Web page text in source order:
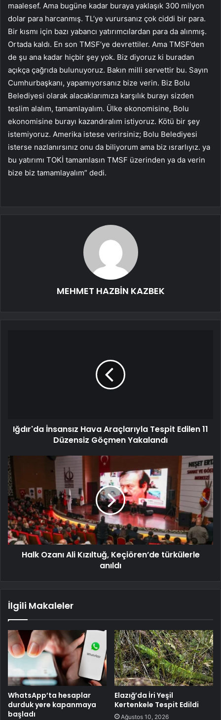
maalesef. Ama bugüne kadar buraya yaklaşık 300 milyon
dolar para harcanmış. TL’ye vurursanız çok ciddi bir para.
Bir kısmı için bazı yabancı yatırımcılardan para da alınmış.
Ortada kaldı. En son TMSF’ye devrettiler. Ama TMSF’den
de şu ana kadar hiçbir şey yok. Biz diyoruz ki buradan
açıkça çağrıda bulunuyoruz. Bakın milli servettir bu. Sayın
Cumhurbaşkanı, yapamıyorsanız bize verin. Biz Bolu
Belediyesi olarak alacaklarımıza karşılık burayı sizden
teslim alalım, tamamlayalım. Ülke ekonomisine, Bolu
ekonomisine burayı kazandıralım istiyoruz. Kötü bir şey
istemiyoruz. Amerika istese verirsiniz; Bolu Belediyesi
isterse nazlanırsınız onu da biliyorum ama biz ısrarlıyız. ya
bu yatırımı TOKİ tamamlasın TMSF üzerinden ya da verin
bize biz tamamlayalım” dedi.
MEHMET HAZBİN KAZBEK
Iğdır'da İnsansız Hava Araçlarıyla Tespit Edilen 11
Düzensiz Göçmen Yakalandı
Halk Ozanı Ali Kızıltuğ, Keçiören’de türkülerle
anıldı
İlgili Makaleler
WhatsApp’ta hesaplar
durduk yere kapanmaya
başladı
Elazığ’da İri Yeşil
Kertenkele Tespit Edildi
Ağustos 10, 2026